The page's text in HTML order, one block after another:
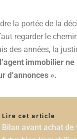
la portée de la
regarder le
des années, la
l’agent immobilier
d’annonces ».
Lire cet article
Bilan avant achat de